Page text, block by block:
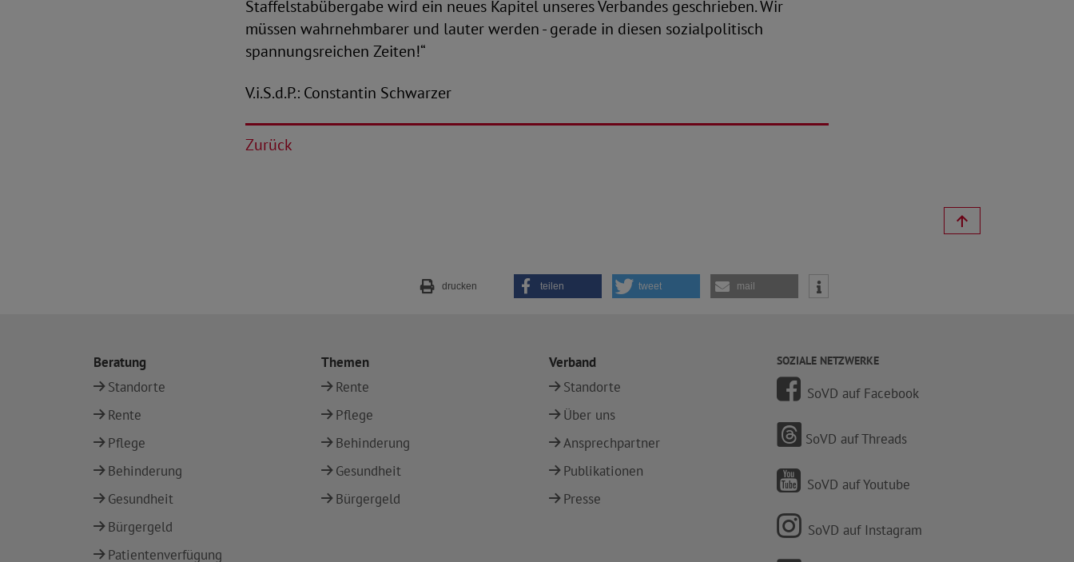
Staffelstabübergabe wird ein neues Kapitel unseres Verbandes geschrieben. Wir
müssen wahrnehmbarer und lauter werden - gerade in diesen sozialpolitisch
spannungsreichen Zeiten!“
V.i.S.d.P.: Constantin Schwarzer
Zurück
drucken teilen tweet mail
Beratung
Standorte
Rente
Pflege
Behinderung
Gesundheit
Bürgergeld
Patientenverfügung
Themen
Rente
Pflege
Behinderung
Gesundheit
Bürgergeld
Verband
Standorte
Über uns
Ansprechpartner
Publikationen
Presse
SOZIALE NETZWERKE
SoVD auf Facebook
SoVD auf Threads
SoVD auf Youtube
SoVD auf Instagram